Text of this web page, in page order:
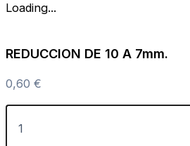
Loading...
REDUCCION DE 10 A 7mm.
0,60 €